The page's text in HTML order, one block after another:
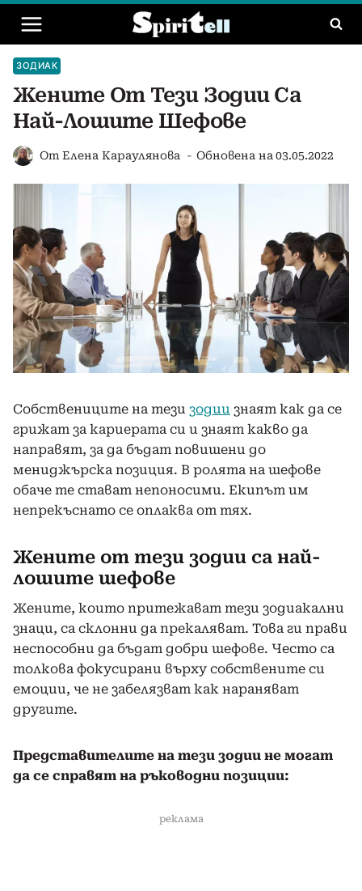
Към
съдържанието
ЗОДИАК
Жените От Тези Зодии Са
Най-Лошите Шефове
От Елена Караулянова Обновена на 03.05.2022
Собствениците на тези зодии знаят как да се
грижат за кариерата си и знаят какво да
направят, за да бъдат повишени до
мениджърска позиция. В ролята на шефове
обаче те стават непоносими. Екипът им
непрекъснато се оплаква от тях.
Жените от тези зодии са най-
лошите шефове
Жените, които притежават тези зодиакални
знаци, са склонни да прекаляват. Това ги прави
неспособни да бъдат добри шефове. Често са
толкова фокусирани върху собствените си
емоции, че не забелязват как нараняват
другите.
Представителите на тези зодии не могат
да се справят на ръководни позиции:
реклама